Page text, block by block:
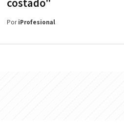
costado"
PoriProfesional